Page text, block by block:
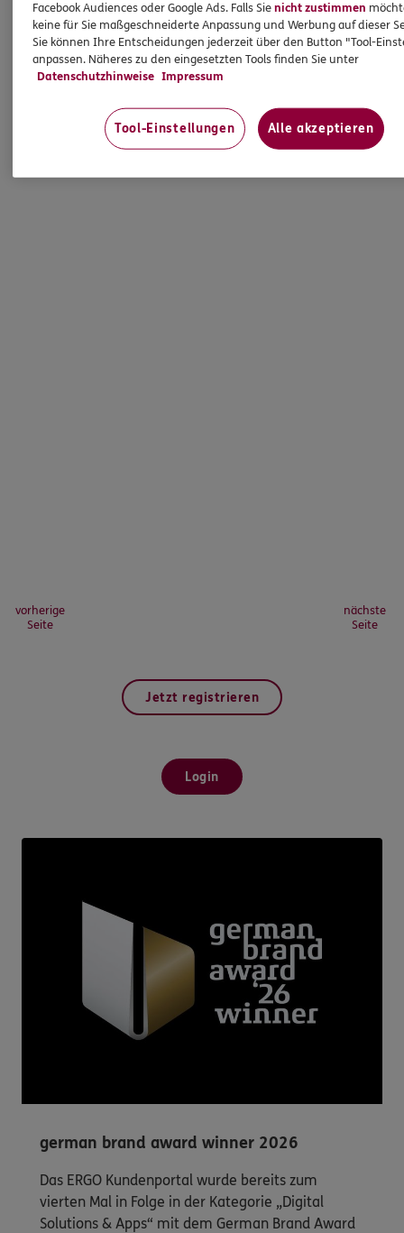
vorherige
Seite
nächste
Seite
Jetzt registrieren
Login
german brand award winner 2026
Das ERGO Kundenportal wurde bereits zum
vierten Mal in Folge in der Kategorie „Digital
Solutions & Apps“ mit dem German Brand Award
Facebook Audiences oder Google Ads. Falls Sienicht zustimmen
keine für Sie maßgeschneiderte Anpassung und Werbung auf dieser
Sie können Ihre Entscheidungen jederzeit über den Button "Tool-
anpassen. Näheres zu den eingesetzten Tools finden Sie unter
Datenschutzhinweise Impressum
Tool-Einstellungen Alle akzeptieren